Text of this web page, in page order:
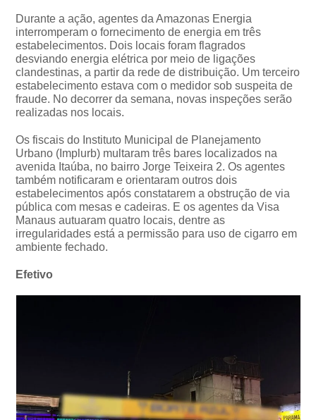
Durante a ação, agentes da Amazonas Energia
interromperam o fornecimento de energia em três
estabelecimentos. Dois locais foram flagrados
desviando energia elétrica por meio de ligações
clandestinas, a partir da rede de distribuição. Um terceiro
estabelecimento estava com o medidor sob suspeita de
fraude. No decorrer da semana, novas inspeções serão
realizadas nos locais.
Os fiscais do Instituto Municipal de Planejamento
Urbano (Implurb) multaram três bares localizados na
avenida Itaúba, no bairro Jorge Teixeira 2. Os agentes
também notificaram e orientaram outros dois
estabelecimentos após constatarem a obstrução de via
pública com mesas e cadeiras. E os agentes da Visa
Manaus autuaram quatro locais, dentre as
irregularidades está a permissão para uso de cigarro em
ambiente fechado.
Efetivo